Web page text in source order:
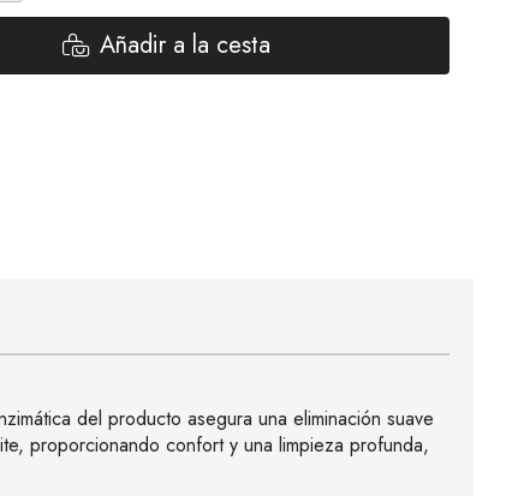
Añadir a la cesta
del producto asegura una eliminación suave
proporcionando confort y una limpieza profunda,